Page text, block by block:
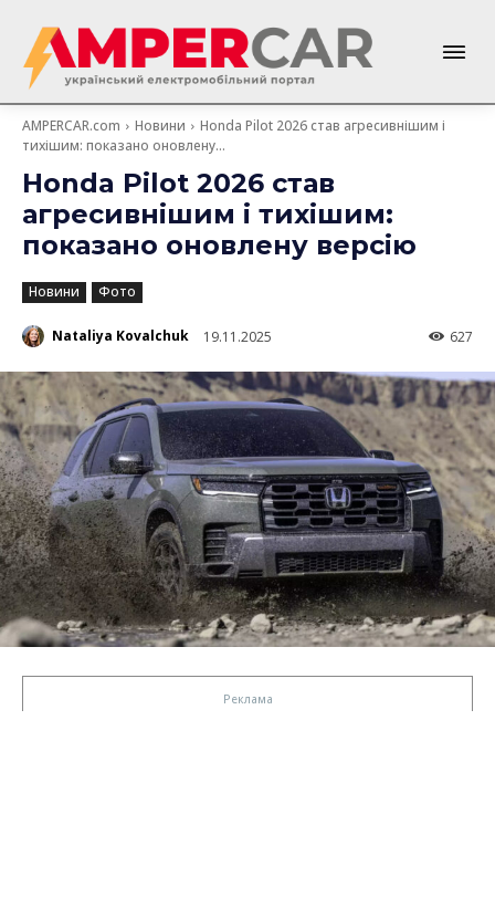
AMPERCAR.com Новини
Honda Pilot 2026 став агресивнішим і
тихішим: показано оновлену...
Honda Pilot 2026 став
агресивнішим і тихішим:
показано оновлену версію
Новини Фото
Nataliya Kovalchuk 19.11.2025 627